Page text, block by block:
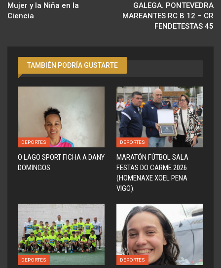
Mujer y la Niña en la
Ciencia
GALEGA. PONTEVEDRA
MAREANTES RC B 12 – CR
FENDETESTAS 45
TAMBIÉN PODRÍA GUSTARTE
DEPORTES
O LAGO SPORT FICHA A DANY
DOMINGOS
DEPORTES
MARATÓN FÚTBOL SALA
FESTAS DO CARME 2026
(HOMENAXE XOEL PENA
VIGO).
DEPORTES DEPORTES